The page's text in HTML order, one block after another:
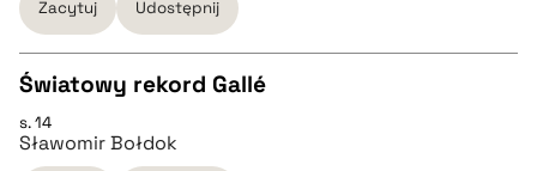
pobierz cytat
BIBTEX
pobierz cytat
Zacytuj Udostępnij
CZYSTY TEKST
Światowy rekord Gallé
s. 14
Sławomir Bołdok